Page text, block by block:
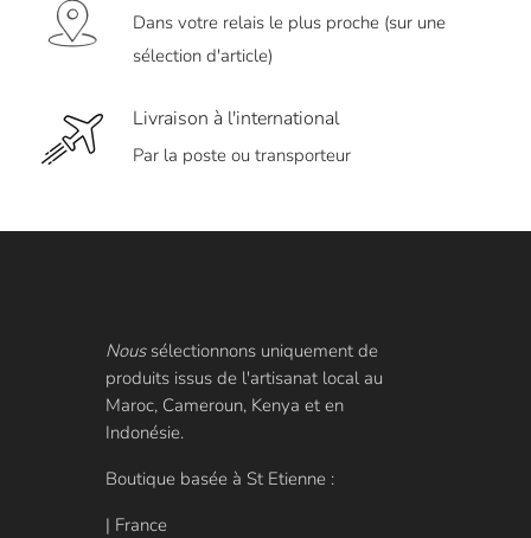
Dans votre relais le plus proche (sur une
sélection d'article)
Livraison à l'international
Par la poste ou transporteur
Noussélectionnons uniquement de
produits issus de l'artisanat local au
Maroc, Cameroun, Kenya et en
Indonésie.
Boutique basée à St Etienne :
| France